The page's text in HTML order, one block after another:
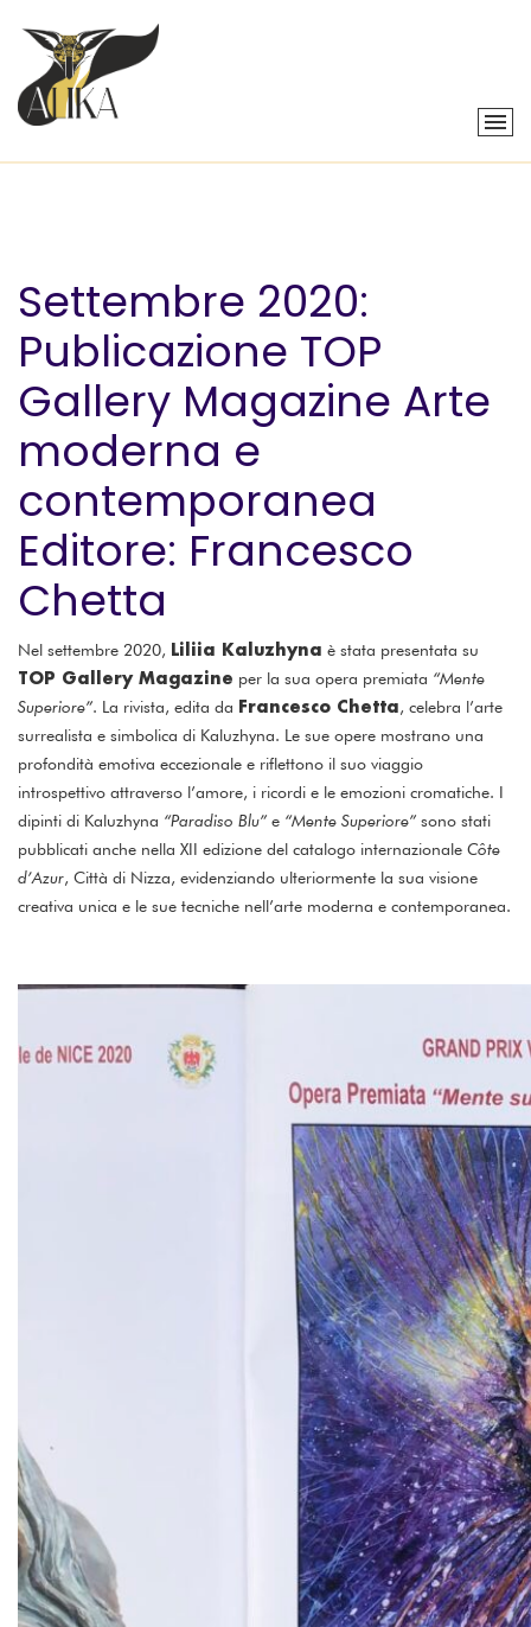
Settembre 2020:
Publicazione TOP
Gallery Magazine Arte
moderna e
contemporanea
Editore: Francesco
Chetta
Nel settembre 2020, Liliia Kaluzhyna è stata presentata su
TOP Gallery Magazine per la sua opera premiata “Mente
Superiore”. La rivista, edita da Francesco Chetta, celebra l’arte
surrealista e simbolica di Kaluzhyna. Le sue opere mostrano una
profondità emotiva eccezionale e riflettono il suo viaggio
introspettivo attraverso l’amore, i ricordi e le emozioni cromatiche. I
dipinti di Kaluzhyna “Paradiso Blu” e “Mente Superiore” sono stati
pubblicati anche nella XII edizione del catalogo internazionale Côte
d’Azur, Città di Nizza, evidenziando ulteriormente la sua visione
creativa unica e le sue tecniche nell’arte moderna e contemporanea.